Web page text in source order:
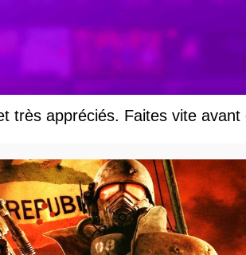
très appréciés. Faites vite avant